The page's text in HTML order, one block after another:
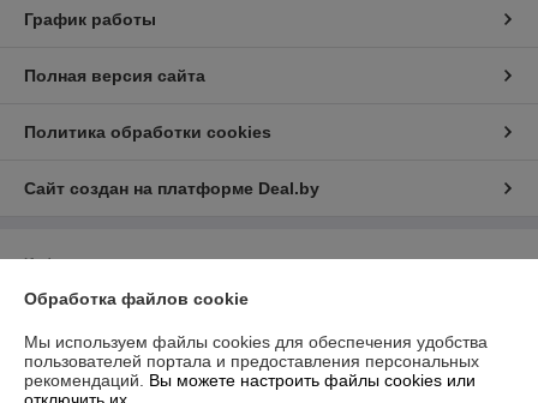
График работы
Полная версия сайта
Политика обработки cookies
Сайт создан на платформе Deal.by
Информация для покупателя
Индивидуальный предприниматель:
220093, г.Минск ул.Чигладзе д.2 кв.7
Регистрационный номер ЕГР: 193539752
Обработка файлов cookie
Мы используем файлы cookies для обеспечения удобства
пользователей портала и предоставления персональных
рекомендаций. Вы можете настроить файлы cookies или